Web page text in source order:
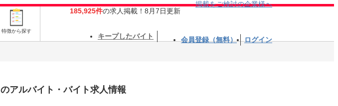
特徴から探す
185,925件の求人掲載！8月7日更新
掲載をご検討の企業様へ
キープしたバイト 会員登録（無料） ログイン
のアルバイト・バイト求人情報